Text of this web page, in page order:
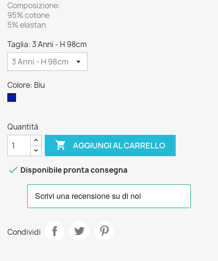
Composizione:
95% cotone
5% elastan
Taglia: 3 Anni - H 98cm
Colore: Blu
Quantità
 AGGIUNGI AL CARRELLO
 Disponibile pronta consegna
Condividi